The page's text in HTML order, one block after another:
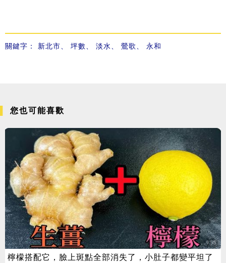
關鍵字： 新北市 坪數 淡水 鶯歌 永和
您也可能喜歡
檸檬搭配它，臉上斑點全部消失了，小肚子都變平坦了